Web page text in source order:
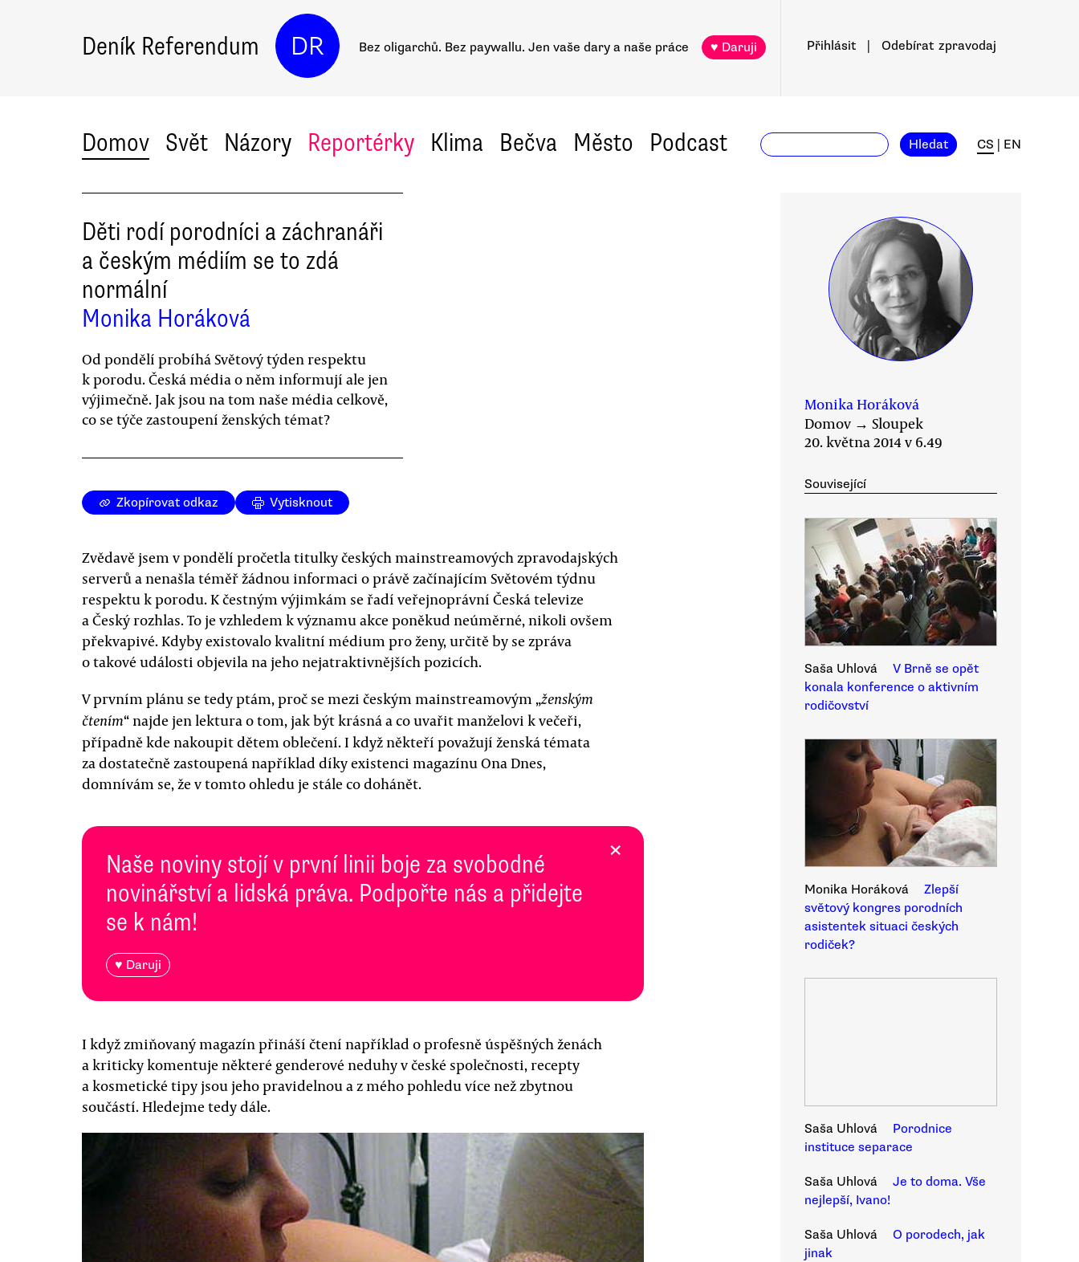
Deník Referendum DR Bez oligarchů. Bez paywallu. Jen vaše dary a naše práce ♥ Daruji Přihlásit Odebírat zpravodaj
Domov Svět Názory Reportérky Klima Bečva Město Podcast Hledat CS EN
Děti rodí porodníci a záchranáři
a českým médiím se to zdá
normální
Monika Horáková
Od pondělí probíhá Světový týden respektu
k porodu. Česká média o něm informují ale jen
výjimečně. Jak jsou na tom naše média celkově,
co se týče zastoupení ženských témat?
Zkopírovat odkaz Vytisknout
Zvědavě jsem v pondělí pročetla titulky českých mainstreamových zpravodajských
serverů a nenašla téměř žádnou informaci o právě začínajícím Světovém týdnu
respektu k porodu. K čestným výjimkám se řadí veřejnoprávní Česká televize
a Český rozhlas. To je vzhledem k významu akce poněkud neúměrné, nikoli ovšem
překvapivé. Kdyby existovalo kvalitní médium pro ženy, určitě by se zpráva
o takové události objevila na jeho nejatraktivnějších pozicích.
V prvním plánu se tedy ptám, proč se mezi českým mainstreamovým „ženským
čtením“ najde jen lektura o tom, jak být krásná a co uvařit manželovi k večeři,
případně kde nakoupit dětem oblečení. I když někteří považují ženská témata
za dostatečně zastoupená například díky existenci magazínu Ona Dnes,
domnívám se, že v tomto ohledu je stále co dohánět.
Naše noviny stojí v první linii boje za svobodné
novinářství a lidská práva. Podpořte nás a přidejte
se k nám!
♥ Daruji
×
I když zmiňovaný magazín přináší čtení například o profesně úspěšných ženách
a kriticky komentuje některé genderové neduhy v české společnosti, recepty
a kosmetické tipy jsou jeho pravidelnou a z mého pohledu více než zbytnou
součástí. Hledejme tedy dále.
Monika Horáková
Domov → Sloupek
20. května 2014 v 6.49
Související
Saša Uhlová
V Brně se opět
konala konference o aktivním
rodičovství
Monika Horáková
Zlepší
světový kongres porodních
asistentek situaci českých
rodiček?
Saša Uhlová
Porodnice
instituce separace
Saša Uhlová
Je to doma. Vše
nejlepší, Ivano!
Saša Uhlová
O porodech, jak
jinak